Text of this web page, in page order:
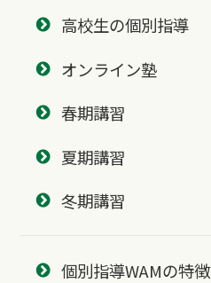
高校生の個別指導
オンライン塾
春期講習
夏期講習
冬期講習
個別指導WAMの特徴